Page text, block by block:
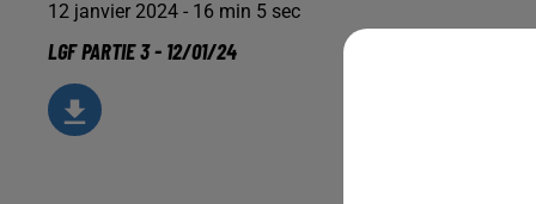
12 janvier 2024 - 16 min 5 sec
LGF PARTIE 3 - 12/01/24